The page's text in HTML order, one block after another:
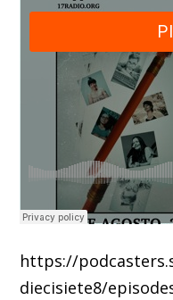
https://
diecisiete8/